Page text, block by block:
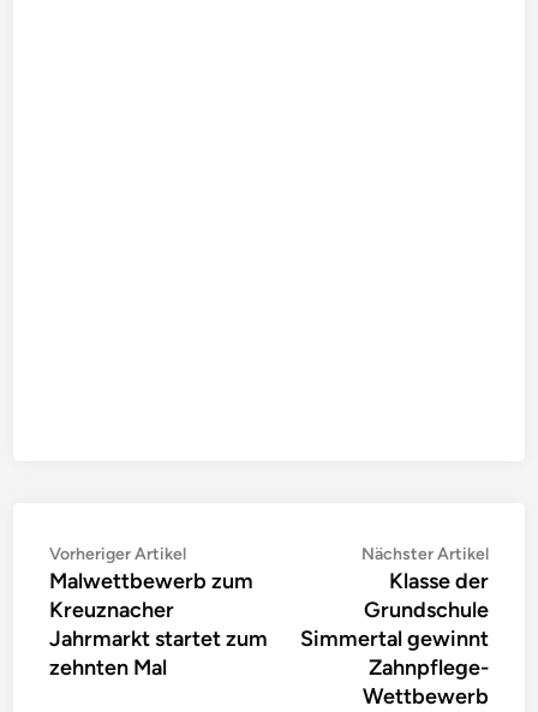
Beitragsnavigation
Vorheriger ArtikelVorheriger
Artikel:
Malwettbewerb zum
Kreuznacher
Jahrmarkt startet zum
zehnten Mal
Nächster Artikel
Klasse der
Grundschule
Simmertal gewinnt
Zahnpflege-
Wettbewerb